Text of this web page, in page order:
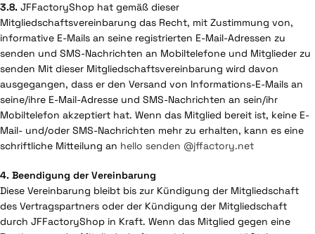
3.8. JFFactoryShop hat gemäß dieser
Mitgliedschaftsvereinbarung das Recht, mit Zustimmung von,
informative E-Mails an seine registrierten E-Mail-Adressen zu
senden und SMS-Nachrichten an Mobiltelefone und Mitglieder zu
senden Mit dieser Mitgliedschaftsvereinbarung wird davon
ausgegangen, dass er den Versand von Informations-E-Mails an
seine/ihre E-Mail-Adresse und SMS-Nachrichten an sein/ihr
Mobiltelefon akzeptiert hat. Wenn das Mitglied bereit ist, keine E-
Mail- und/oder SMS-Nachrichten mehr zu erhalten, kann es eine
schriftliche Mitteilung an hello senden @jffactory.net
4. Beendigung der Vereinbarung
Diese Vereinbarung bleibt bis zur Kündigung der Mitgliedschaft
des Vertragspartners oder der Kündigung der Mitgliedschaft
durch JFFactoryShop in Kraft. Wenn das Mitglied gegen eine